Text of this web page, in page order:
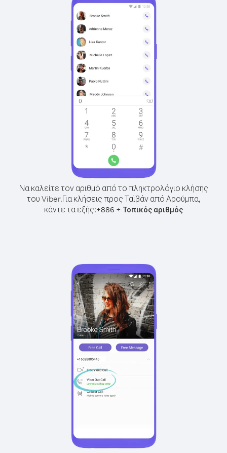
Να καλείτε τον αριθμό από το πληκτρολόγιο κλήσης
του Viber.Για κλήσεις προς Ταϊβάν από Αρούμπα,
κάντε τα εξής:+886 + Τοπικός αριθμός